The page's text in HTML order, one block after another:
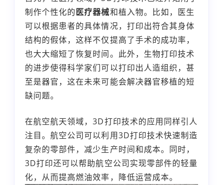
制作个性化的医疗器械和植入物。比如，医生
可以根据患者的具体情况，打印出符合其身体
结构的假体，这样不仅提高了手术的成功率，
也大大缩短了恢复时间。此外，生物打印技术
的进步使得科学家们可以打印出人造组织，甚
至是器官，这在未来可能会解决器官移植的短
缺问题。
在航空航天领域，3D打印技术的应用同样引人
注目。航空公司可以利用3D打印技术快速制造
复杂的零部件，减少生产时间和成本。同时，
3D打印还可以帮助航空公司实现零部件的轻量
化，从而提高燃油效率，降低运营成本。